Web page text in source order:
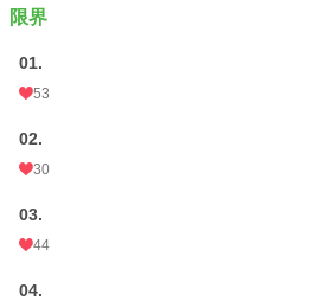
限界
01.
53
02.
30
03.
44
04.